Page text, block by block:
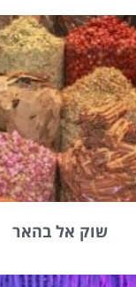
שוק אל בהאר